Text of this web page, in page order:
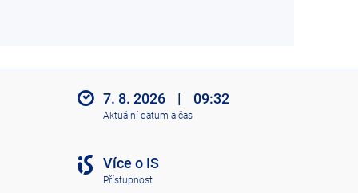
7. 8. 2026 | 09:32
Aktuální datum a čas
Více o IS
Přístupnost